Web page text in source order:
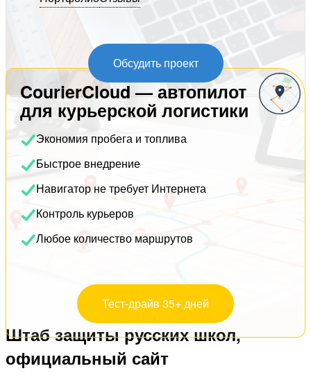
Обсудить проект
CourierCloud — автопилот
для курьерской логистики
Экономия пробега и топлива
Быстрое внедрение
Навигатор не требует Интернета
Контроль курьеров
Любое количество маршрутов
Тест-драйв 35+ дней
Штаб защиты русских школ,
официальный сайт